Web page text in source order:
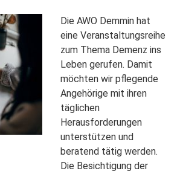
Die AWO Demmin hat
eine Veranstaltungsreihe
zum Thema Demenz ins
Leben gerufen. Damit
möchten wir pflegende
Angehörige mit ihren
täglichen
Herausforderungen
unterstützen und
beratend tätig werden.
Die Besichtigung der